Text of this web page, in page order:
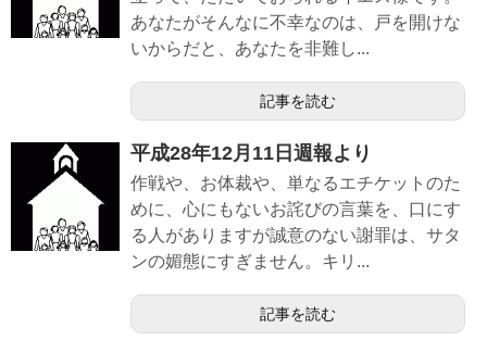
あなたがそんなに不幸なのは、戸を開けな
いからだと、あなたを非難し...
記事を読む
平成28年12月11日週報より
作戦や、お体裁や、単なるエチケットのた
めに、心にもないお詫びの言葉を、口にす
る人がありますが誠意のない謝罪は、サタ
ンの媚態にすぎません。キリ...
記事を読む